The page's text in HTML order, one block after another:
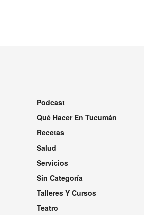
Podcast
Qué Hacer En Tucumán
Recetas
Salud
Servicios
Sin Categoría
Talleres Y Cursos
Teatro